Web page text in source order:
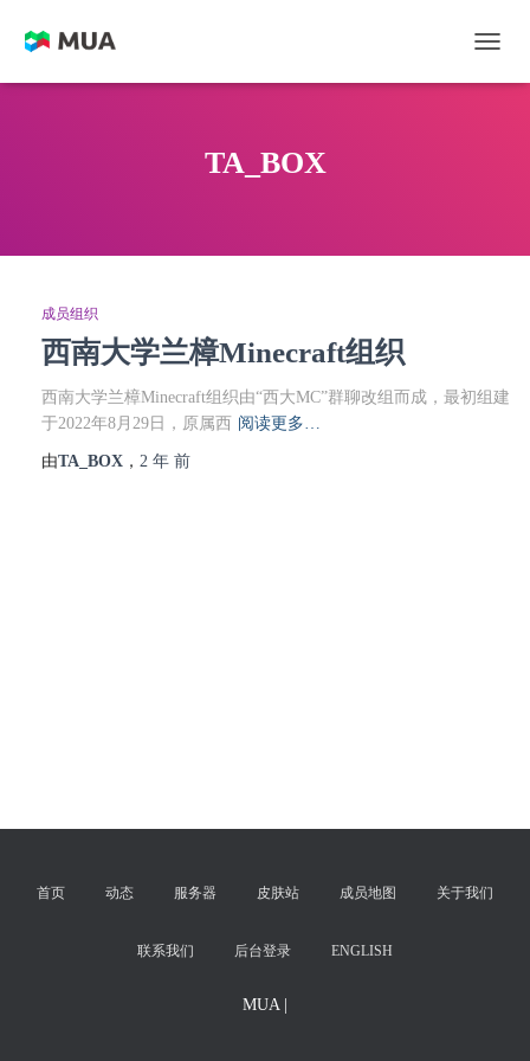
TA_BOX
成员组织
西南大学兰樟Minecraft组织
西南大学兰樟Minecraft组织由“西大MC”群聊改组而成，最初组建
于2022年8月29日，原属西 阅读更多…
由TA_BOX ， 2 年 前
首页 动态 服务器 皮肤站 成员地图 关于我们
联系我们 后台登录 ENGLISH
MUA |